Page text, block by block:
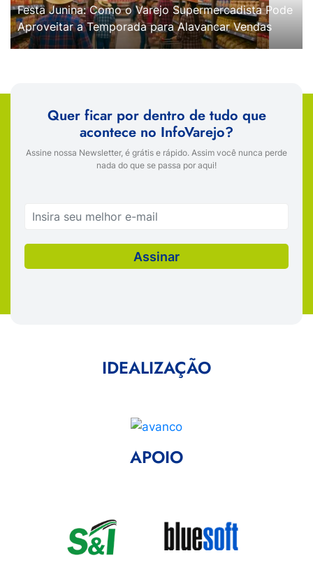
Festa Junina: Como o Varejo Supermercadista Pode
Aproveitar a Temporada para Alavancar Vendas
Quer ficar por dentro de tudo que
acontece no InfoVarejo?
Assine nossa Newsletter, é grátis e rápido. Assim você nunca perde
nada do que se passa por aqui!
IDEALIZAÇÃO
APOIO